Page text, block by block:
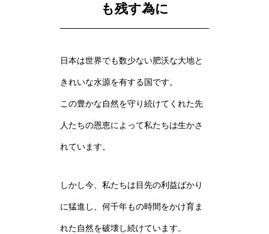
も残す為に
日本は世界でも数少ない肥沃な大地と
きれいな水源を有する国です。
この豊かな自然を守り続けてくれた先
人たちの恩恵によって私たちは生かさ
れています。
しかし今、私たちは目先の利益ばかり
に猛進し、何千年もの時間をかけ育ま
れた自然を破壊し続けています。